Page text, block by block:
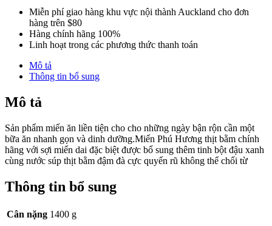
Miễn phí giao hàng khu vực nội thành Auckland cho đơn
hàng trên $80
Hàng chính hãng 100%
Linh hoạt trong các phương thức thanh toán
Mô tả
Thông tin bổ sung
Mô tả
Sản phẩm miến ăn liền tiện cho cho những ngày bận rộn cần một
bữa ăn nhanh gọn và dinh dưỡng.Miến Phú Hương thịt bằm chính
hãng với sợi miến dai đặc biệt được bổ sung thêm tinh bột đậu xanh
cùng nước súp thịt bằm đậm đà cực quyến rũ không thể chối từ
Thông tin bổ sung
Cân nặng 1400 g